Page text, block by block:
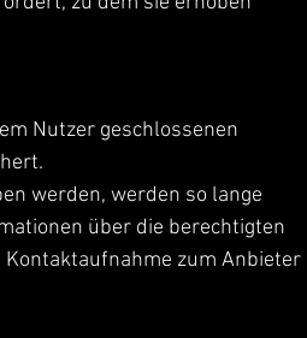
Nutzer geschlossenen
werden, werden so lange
über die berechtigten
zum Anbieter